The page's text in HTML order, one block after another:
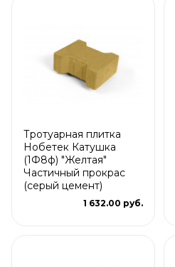
Тротуарная плитка
Нобетек Катушка
(1Ф8ф) "Желтая"
Частичный прокрас
(серый цемент)
1 632.00 руб.